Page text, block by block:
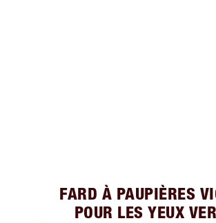
FARD À PAUPIÈRES
POUR LES YEUX